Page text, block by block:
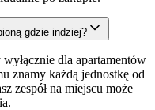
gdzie indziej?
dla apartamentów
znamy każdą jednostkę od
zespół na miejscu może